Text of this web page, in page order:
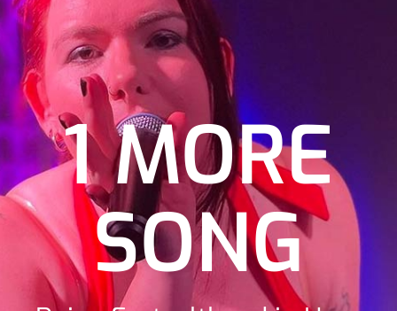
1 MORE
SONG